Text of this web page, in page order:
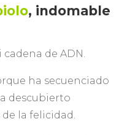
, indomable
cadena de ADN.
ha secuenciado
descubierto
la felicidad.